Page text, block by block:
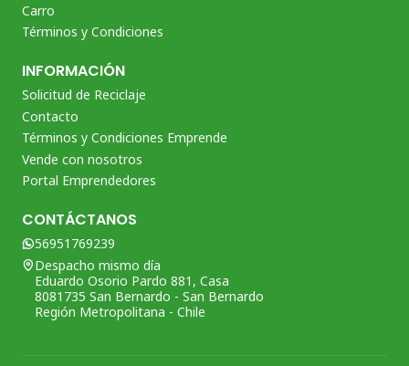
Carro
Términos y Condiciones
INFORMACIÓN
Solicitud de Reciclaje
Contacto
Términos y Condiciones Emprende
Vende con nosotros
Portal Emprendedores
CONTÁCTANOS
56951769239
Despacho mismo día
Eduardo Osorio Pardo 881, Casa
8081735 San Bernardo - San Bernardo
Región Metropolitana - Chile